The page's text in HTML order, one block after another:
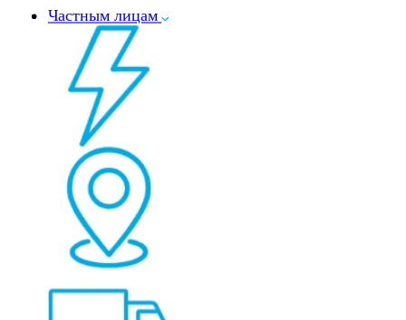
Частным лицам